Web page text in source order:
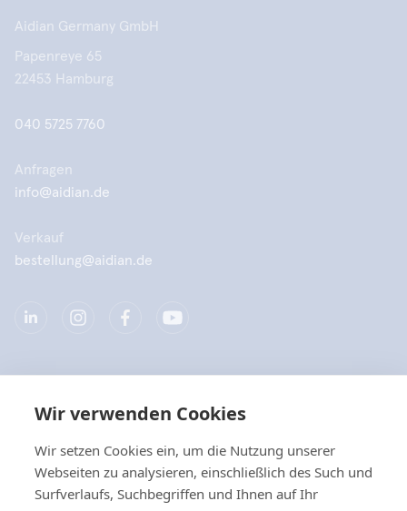
Wir verwenden Cookies
Wir setzen Cookies ein, um die Nutzung unserer
Webseiten zu analysieren, einschließlich des Such und
Surfverlaufs, Suchbegriffen und Ihnen auf Ihr
Aidian Germany GmbH
Papenreye 65
22453 Hamburg
040 5725 7760
Anfragen
info@aidian.de
Verkauf
bestellung@aidian.de
Quicklinks